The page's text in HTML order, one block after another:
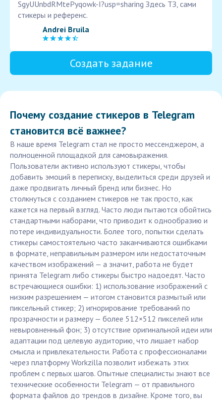
SgyUUnbdRMtePyqowk-I?usp=sharing Здесь ТЗ, сами
стикеры и референс.
Andrei Bruila
Создать задание
Почему создание стикеров в Telegram
становится всё важнее?
В наше время Telegram стал не просто мессенджером, а
полноценной площадкой для самовыражения.
Пользователи активно используют стикеры, чтобы
добавить эмоций в переписку, выделиться среди друзей и
даже продвигать личный бренд или бизнес. Но
столкнуться с созданием стикеров не так просто, как
кажется на первый взгляд. Часто люди пытаются обойтись
стандартными наборами, что приводит к однообразию и
потере индивидуальности. Более того, попытки сделать
стикеры самостоятельно часто заканчиваются ошибками
в формате, неправильным размером или недостаточным
качеством изображений — а значит, работа не будет
принята Telegram либо стикеры быстро надоедят. Часто
встречающиеся ошибки: 1) использование изображений с
низким разрешением — итогом становится размытый или
пиксельный стикер; 2) игнорирование требований по
прозрачности и размеру — более 512×512 пикселей или
невыровненный фон; 3) отсутствие оригинальной идеи или
адаптации под целевую аудиторию, что лишает набор
смысла и привлекательности. Работа с профессионалами
через платформу Workzilla позволит избежать этих
проблем с первых шагов. Опытные специалисты знают все
технические особенности Telegram — от правильного
формата файлов до трендов в дизайне. Кроме того, вы